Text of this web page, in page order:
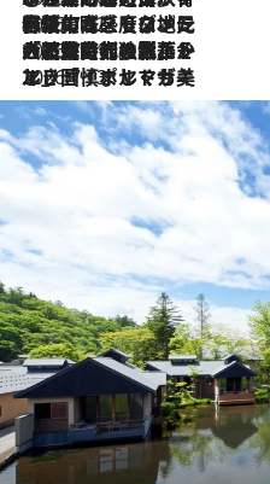
2026.7.22
伝統の味をモダンに昇華。高感度な地元客が集う、リスボンの最旬ガストロノミー
2026.7.21
大航海時代の栄華から、震災、独裁、そして革命へ。ポルトガル・首都リスボンの石畳に刻まれた「歴史の光と影」
2026.7.13
エッセイ・ヤマザキマリ「慎ましくも美しき国 ポルトガル」